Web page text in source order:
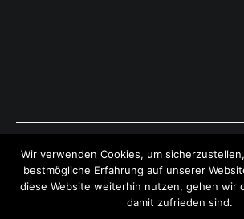
Copyright © 2026ExpressAntworten.com .
Theme:Cenote by ThemeGrill. Powered by
Wir verwenden Cookies, um
bestmögliche Erfahrung auf unserer
diese Website weiterhin nutzen, gehen wir
damit zufrieden sind.